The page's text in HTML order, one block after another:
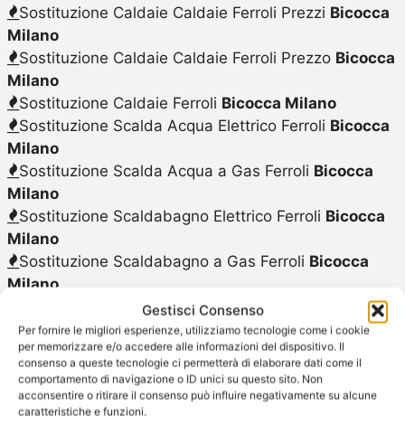
Gestisci Consenso
Per fornire le migliori esperienze, utilizziamo tecnologie come i cookie
per memorizzare e/o accedere alle informazioni del dispositivo. Il
consenso a queste tecnologie ci permetterà di elaborare dati come il
comportamento di navigazione o ID unici su questo sito. Non
acconsentire o ritirare il consenso può influire negativamente su alcune
caratteristiche e funzioni.
Sostituzione Caldaie Caldaie Ferroli Prezzi Bicocca
Milano
Sostituzione Caldaie Caldaie Ferroli Prezzo Bicocca
Milano
Sostituzione Caldaie Ferroli Bicocca Milano
Sostituzione Scalda Acqua Elettrico Ferroli Bicocca
Milano
Sostituzione Scalda Acqua a Gas Ferroli Bicocca
Milano
Sostituzione Scaldabagno Elettrico Ferroli Bicocca
Milano
Sostituzione Scaldabagno a Gas Ferroli Bicocca
Milano
Installazione